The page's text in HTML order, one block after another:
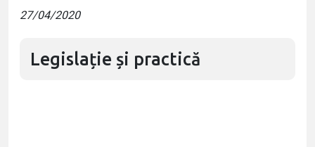
27/04/2020
Legislație și practică